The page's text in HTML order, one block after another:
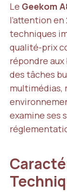
Le Geekom
l’attention
techniques
qualité-prix
répondre aux
des tâches
multimédias,
examine ses